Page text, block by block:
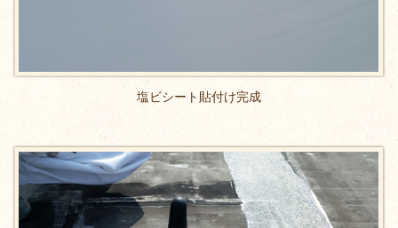
塩ビシート貼付け完成